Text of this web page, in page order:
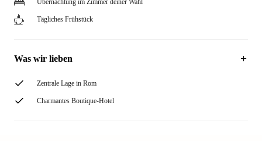
Übernachtung im Zimmer deiner Wahl
Tägliches Frühstück
Was wir lieben
Zentrale Lage in Rom
Charmantes Boutique-Hotel